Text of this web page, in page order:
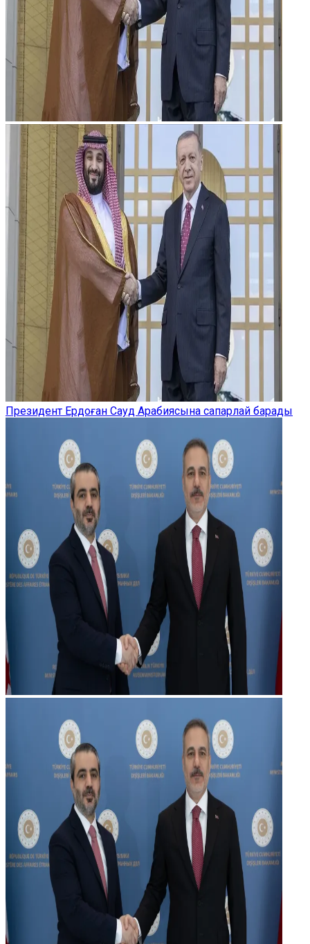
Президент Ердоған Сауд Арабиясына сапарлай барады